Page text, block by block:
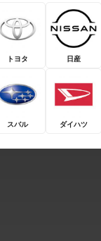
トヨタ 日産
スバル ダイハツ